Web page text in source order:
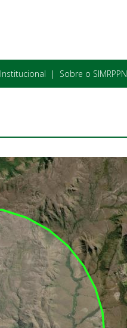
Institucional Sobre o SIMRPPN